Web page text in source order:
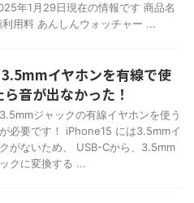
年1月29日現在の情報です 商品名
用料 あんしんウォッチャー ...
イヤホンを有線で使
音が出なかった！
ジャックの有線イヤホンを使う
必要です！ iPhone15 には3.5mmイ
がないため、 USB-Cから、3.5mm
クに変換する ...